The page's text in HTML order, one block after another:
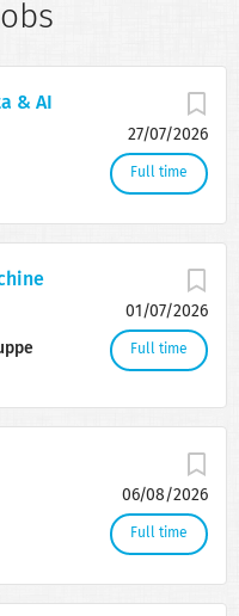
27/07/2026
Full time
& AI
01/07/2026
Full time
06/08/2026
Full time